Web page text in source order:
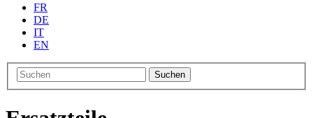
FR
DE
IT
EN
Suchen